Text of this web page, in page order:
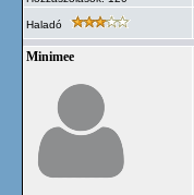
Haladó
Minimee